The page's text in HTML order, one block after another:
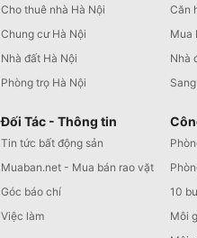
Cho thuê nhà Hà Nội
Chung cư Hà Nội
Nhà đất Hà Nội
Phòng trọ Hà Nội
Căn
Mua
Nhà
Đối Tác - Thông tin
Tin tức bất động sản
Muaban.net - Mua bán rao vặt
Góc báo chí
Việc làm
10
Môi